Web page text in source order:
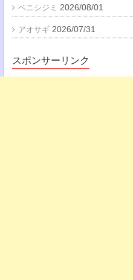
ベニシジミ 2026/08/01
アオサギ 2026/07/31
スポンサーリンク